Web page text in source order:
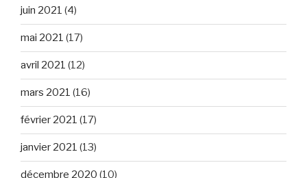
juin 2021 (4)
mai 2021 (17)
avril 2021 (12)
mars 2021 (16)
février 2021 (17)
janvier 2021 (13)
décembre 2020 (10)